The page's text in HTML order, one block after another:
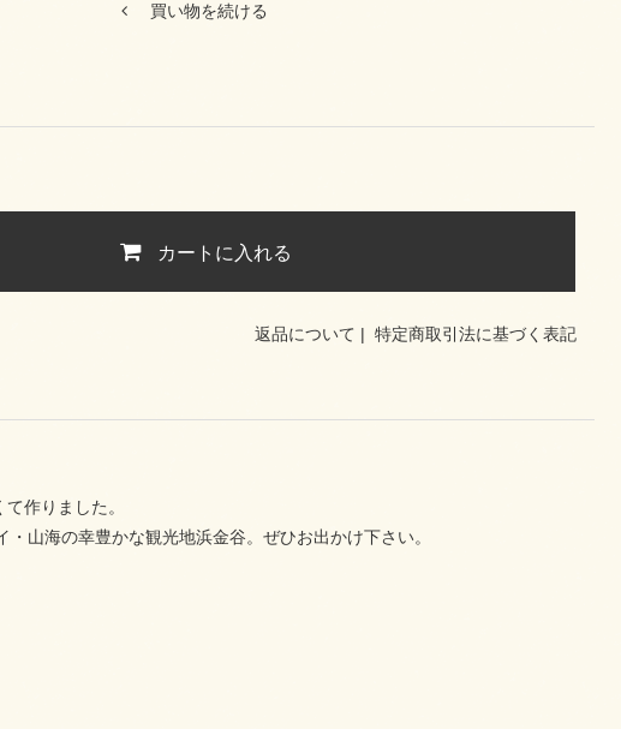
買い物を続ける
カートに入れる
返品について | 特定商取引法に基づく表記
の気持ちや想いを伝えたくて作りました。
山海の幸豊かな観光地浜金谷。ぜひお出かけ下さい。